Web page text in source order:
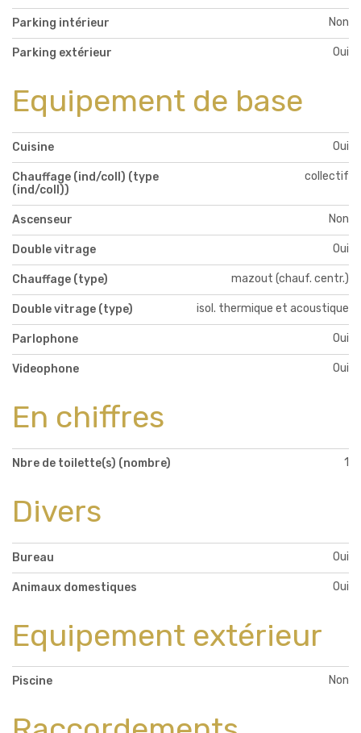
Parking intérieur Non
Parking extérieur Oui
Equipement de base
Cuisine Oui
Chauffage (ind/coll) (type
(ind/coll))
collectif
Ascenseur Non
Double vitrage Oui
Chauffage (type) mazout (chauf. centr.)
Double vitrage (type) isol. thermique et acoustique
Parlophone Oui
Videophone Oui
En chiffres
Nbre de toilette(s) (nombre) 1
Divers
Bureau Oui
Animaux domestiques Oui
Equipement extérieur
Piscine Non